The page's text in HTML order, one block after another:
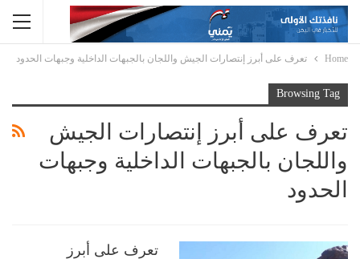
Home تعرف على أبرز إنتصارات الجيش واللجان بالجبهات الداخلية وجبهات الحدود
Browsing Tag
تعرف على أبرز إنتصارات الجيش
واللجان بالجبهات الداخلية وجبهات
الحدود
تعرف على أبرز